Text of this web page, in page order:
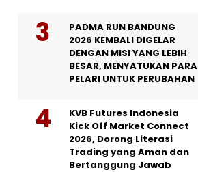
PADMA RUN BANDUNG
2026 KEMBALI DIGELAR
DENGAN MISI YANG LEBIH
BESAR, MENYATUKAN PARA
PELARI UNTUK PERUBAHAN
KVB Futures Indonesia
Kick Off Market Connect
2026, Dorong Literasi
Trading yang Aman dan
Bertanggung Jawab